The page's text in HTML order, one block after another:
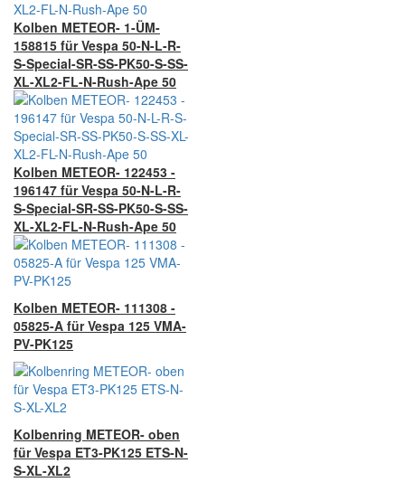
Kolben METEOR- 1-ÜM-
158815 für Vespa 50-N-L-R-
S-Special-SR-SS-PK50-S-SS-
XL-XL2-FL-N-Rush-Ape 50
Kolben METEOR- 122453 -
196147 für Vespa 50-N-L-R-
S-Special-SR-SS-PK50-S-SS-
XL-XL2-FL-N-Rush-Ape 50
Kolben METEOR- 111308 -
05825-A für Vespa 125 VMA-
PV-PK125
Kolbenring METEOR- oben
für Vespa ET3-PK125 ETS-N-
S-XL-XL2